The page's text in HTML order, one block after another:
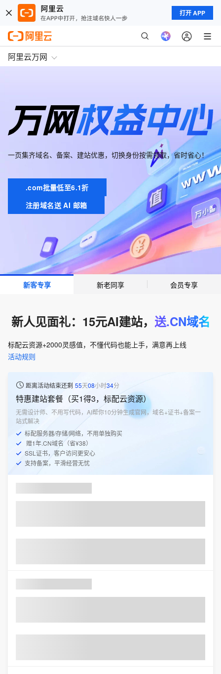
打开 APP
阿里云万网
一页集齐域名、备案、建站优惠，切换身份按需领取，省时省心！
.com批量低至6.1折
注册域名送 AI 邮箱
新客专享 新老同享 会员专享
新人见面礼：15元AI建站， 送.CN域名
标配云资源+2000灵感值，不懂代码也能上手，满意再上线
活动规则
距离活动结束还剩 55天08小时34分
特惠建站套餐（买1得3，标配云资源）
无需设计师、不用写代码，AI帮你10分钟生成官网，域名+证书+备案一
站式解决
标配服务器/存储/网络，不用单独购买
赠1年.CN域名（省¥38）
SSL证书，客户访问更安心
支持备案，平滑经营无忧